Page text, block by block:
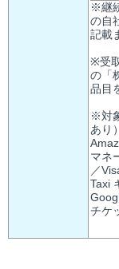
※継
の自
記載
※受
の「
品目
※対
あり）
マネ
／
Taxi
チケ